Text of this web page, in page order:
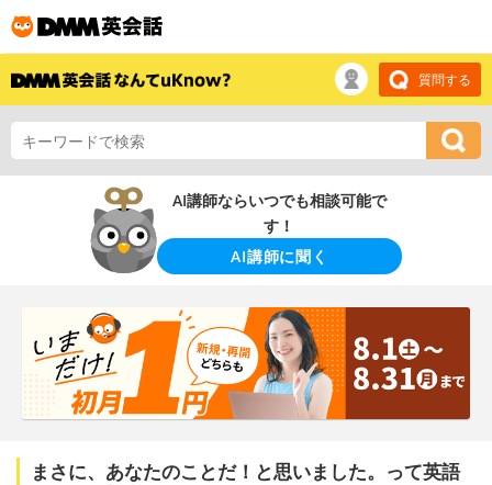
質問する
AI講師ならいつでも相談可能で
す！
AI講師に聞く
まさに、あなたのことだ！と思いました。って英語